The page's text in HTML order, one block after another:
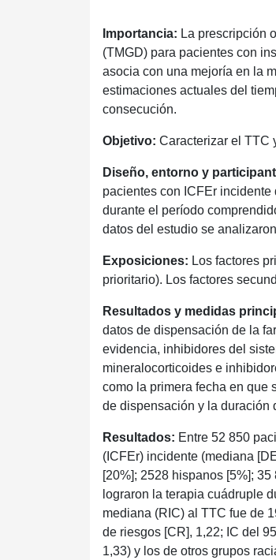
Importancia: La prescripción
(TMGD) para pacientes con
asocia con una mejoría en la
estimaciones actuales del
consecución.
Objetivo: Caracterizar el TTC
Diseño, entorno y
pacientes con ICFEr
durante el período
datos del estudio se
Exposiciones: Los factores
prioritario). Los factores
Resultados y medidas
datos de dispensación de la
evidencia, inhibidores del
mineralocorticoides e
como la primera fecha en que
de dispensación y la duración
Resultados: Entre 52 850
(ICFEr) incidente (mediana
[20%]; 2528 hispanos [5%];
lograron la terapia cuádruple
mediana (RIC) al TTC fue de
de riesgos [CR], 1,22; IC del
1,33) y los de otros grupos